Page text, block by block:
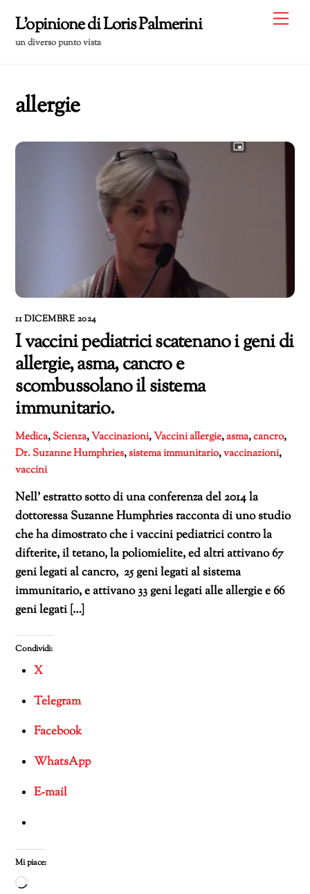
content
L'opinione di Loris Palmerini
un diverso punto vista
allergie
11 DICEMBRE 2024
I vaccini pediatrici scatenano i geni di
allergie, asma, cancro e
scombussolano il sistema
immunitario.
Medica,Scienza,Vaccinazioni,Vacciniallergie,asma,cancro,
Dr. Suzanne Humphries,sistema immunitario,vaccinazioni,
vaccini
Nell’ estratto sotto di una conferenza del 2014 la
dottoressa Suzanne Humphries racconta di uno studio
che ha dimostrato che i vaccini pediatrici contro la
difterite, il tetano, la poliomielite, ed altri attivano 67
geni legati al cancro, 25 geni legati al sistema
immunitario, e attivano 33 geni legati alle allergie e 66
geni legati […]
Condividi:
X
Telegram
Facebook
WhatsApp
E-mail
Mi piace:
Caricamento